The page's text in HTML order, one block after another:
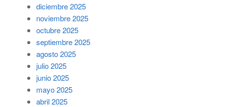
diciembre 2025
noviembre 2025
octubre 2025
septiembre 2025
agosto 2025
julio 2025
junio 2025
mayo 2025
abril 2025